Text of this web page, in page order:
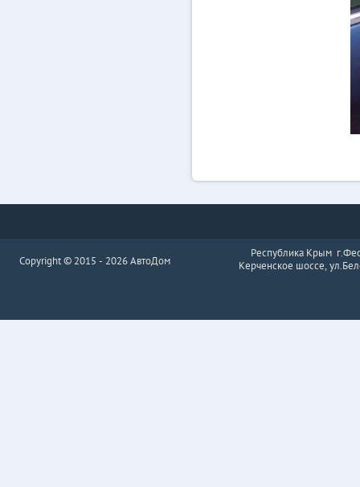
Copyright © 2015 - 2026 АвтоДом
Республика Крым
Керченское шоссе,